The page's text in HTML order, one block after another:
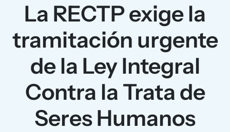
La RECTP exige la
tramitación urgente
de la Ley Integral
Contra la Trata de
Seres Humanos